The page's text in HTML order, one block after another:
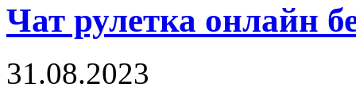
Чат рулетка онлайн
31.08.2023